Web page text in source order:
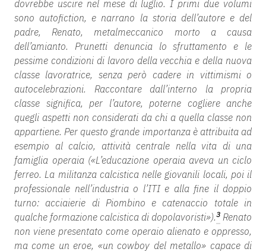
dovrebbe uscire nel mese di luglio. I primi due volumi
sono autofiction, e narrano la storia dell’autore e del
padre, Renato, metalmeccanico morto a causa
dell’amianto. Prunetti denuncia lo sfruttamento e le
pessime condizioni di lavoro della vecchia e della nuova
classe lavoratrice, senza però cadere in vittimismi o
autocelebrazioni. Raccontare dall’interno la propria
classe significa, per l’autore, poterne cogliere anche
quegli aspetti non considerati da chi a quella classe non
appartiene. Per questo grande importanza è attribuita ad
esempio al calcio, attività centrale nella vita di una
famiglia operaia («L’educazione operaia aveva un ciclo
ferreo. La militanza calcistica nelle giovanili locali, poi il
professionale nell’industria o l’ITI e alla fine il doppio
turno: acciaierie di Piombino e catenaccio totale in
qualche formazione calcistica di dopolavoristi»).3 Renato
non viene presentato come operaio alienato e oppresso,
ma come un eroe, «un cowboy del metallo» capace di